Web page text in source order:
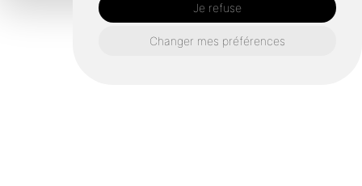
Je refuse
Changer mes préférences